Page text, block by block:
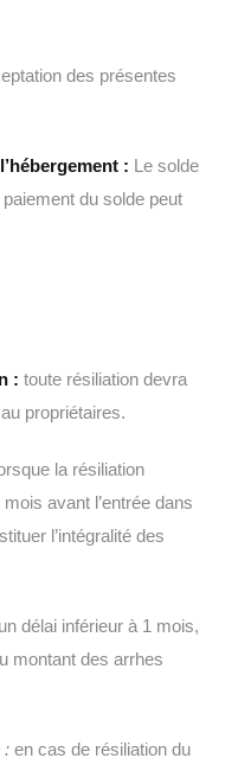
des présentes
: Le solde
du solde peut
: toute résiliation devra
propriétaires.
la résiliation
avant l’entrée dans
l’intégralité des
délai inférieur à 1 mois,
montant des arrhes
: en cas de résiliation du